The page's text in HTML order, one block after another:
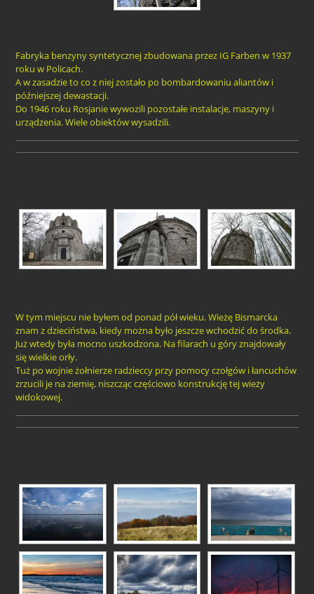
Fabryka benzyny syntetycznej zbudowana przez IG Farben w 1937
roku w Policach.
A w zasadzie to co z niej zostało po bombardowaniu aliantów i
późniejszej dewastacji.
Do 1946 roku Rosjanie wywozili pozostałe instalacje, maszyny i
urządzenia. Wiele obiektów wysadzili.
W tym miejscu nie byłem od ponad pół wieku. Wieżę Bismarcka
znam z dzieciństwa, kiedy można było jeszcze wchodzić do środka.
Już wtedy była mocno uszkodzona. Na filarach u góry znajdowały
się wielkie orły.
Tuż po wojnie żołnierze radzieccy przy pomocy czołgów i łancuchów
zrzucili je na ziemię, niszcząc częściowo konstrukcję tej wieży
widokowej.